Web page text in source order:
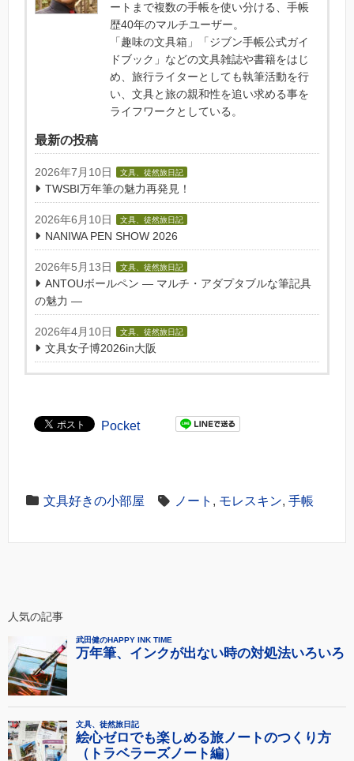
ートまで複数の手帳を使い分ける、手帳
歴40年のマルチユーザー。
「趣味の文具箱」「ジブン手帳公式ガイ
ドブック」などの文具雑誌や書籍をはじ
め、旅行ライターとしても執筆活動を行
い、文具と旅の親和性を追い求める事を
ライフワークとしている。
最新の投稿
2026年7月10日 文具、徒然旅日記
TWSBI万年筆の魅力再発見！
2026年6月10日 文具、徒然旅日記
NANIWA PEN SHOW 2026
2026年5月13日 文具、徒然旅日記
ANTOUボールペン — マルチ・アダプタブルな筆記具
の魅力 —
2026年4月10日 文具、徒然旅日記
文具女子博2026in大阪
Pocket
文具好きの小部屋 ノート , モレスキン, 手帳
人気の記事